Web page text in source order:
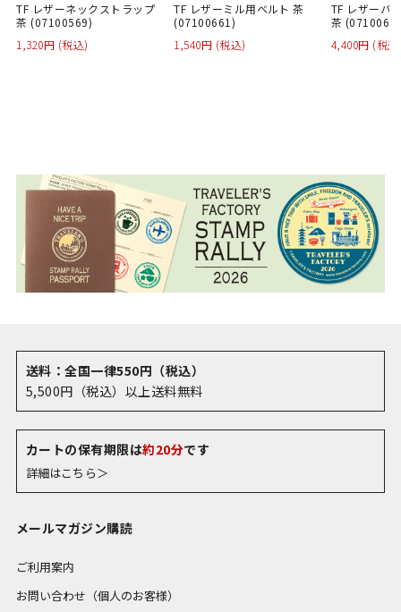
TF レザーネックストラップ
茶 (07100569)
1,320円 (税込)
TF レザーミル用ベルト 茶
(07100661)
1,540円 (税込)
TF レザーパ
茶
4,400円 (税
送料：全国一律550円（税込）
5,500円（税込）以上送料無料
カートの保有期限は約20分です
詳細はこちら＞
メールマガジン購読
ご利用案内
お問い合わせ（個人のお客様）